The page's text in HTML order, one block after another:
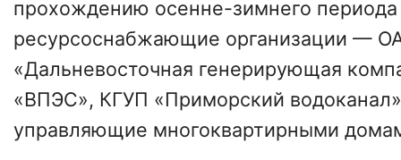
прохождению осенне-зимнего периода
ресурсоснабжающие организации —
«Дальневосточная генерирующая
«ВПЭС», КГУП «Приморский
управляющие многоквартирными